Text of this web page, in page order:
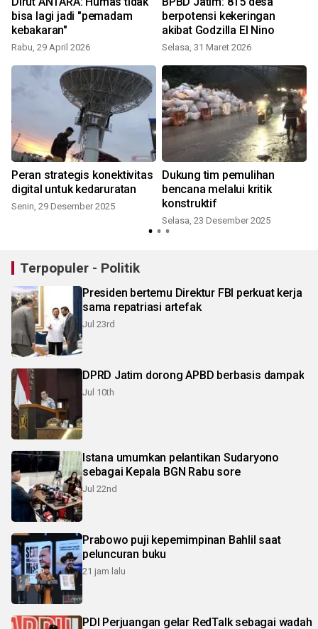
bisa lagi jadi "pemadam
kebakaran"
Rabu, 29 April 2026
berpotensi kekeringan
akibat Godzilla El Nino
Selasa, 31 Maret 2026
Peran strategis konektivitas
digital untuk kedaruratan
Senin, 29 Desember 2025
Dukung tim pemulihan
bencana melalui kritik
konstruktif
Selasa, 23 Desember 2025
Terpopuler - Politik
Presiden bertemu Direktur FBI perkuat kerja
sama repatriasi artefak
Jul 23rd
DPRD Jatim dorong APBD berbasis dampak
Jul 10th
Istana umumkan pelantikan Sudaryono
sebagai Kepala BGN Rabu sore
Jul 22nd
Prabowo puji kepemimpinan Bahlil saat
peluncuran buku
21 jam lalu
PDI Perjuangan gelar RedTalk sebagai wadah